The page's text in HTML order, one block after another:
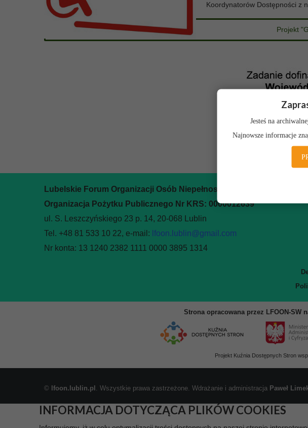
Koordynatorów Dostępności z
Projekt
Lubelskie Forum Organizacji Osób Niepełnosprawnych - Sejmik
Organizacja Pożytku Publicznego Nr KRS: 0000012639
ul. S. Leszczyńskiego 23 p. 14, 20-068 Lublin
Tel. +48 81 533 10 22, e-mail: lfoon.lublin@gmail.com
Nr konta: 13 1240 2382 1111 0000 3895 1314
Strona opracowana przez LFOON-SW
Projekt Kuźnia Dostępnych Stron
© lfoon.lublin.pl . Wszystkie prawa zastrzeżone. Wdrażanie i administracja Paweł
INFORMACJA DOTYCZĄCA PLIKÓW COOKIES
Jesteś na
Najnowsze informacje